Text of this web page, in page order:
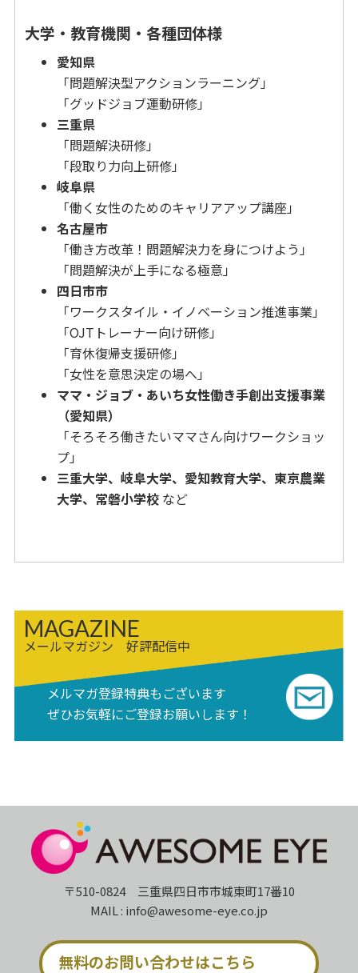
大学・教育機関・各種団体様
愛知県
「問題解決型アクションラーニング」
「グッドジョブ運動研修」
三重県
「問題解決研修」
「段取り力向上研修」
岐阜県
「働く女性のためのキャリアアップ講座」
名古屋市
「働き方改革！問題解決力を身につけよう」
「問題解決が上手になる極意」
四日市市
「ワークスタイル・イノベーション推進事業」
「OJTトレーナー向け研修」
「育休復帰支援研修」
「女性を意思決定の場へ」
ママ・ジョブ・あいち女性働き手創出支援事業
（愛知県）
「そろそろ働きたいママさん向けワークショッ
プ」
三重大学、岐阜大学、愛知教育大学、東京農業
大学、常磐小学校 など
MAGAZINE
メールマガジン 好評配信中
メルマガ登録特典もございます
ぜひお気軽にご登録お願いします！
〒510-0824 三重県四日市市城東町17番10
MAIL : info@awesome-eye.co.jp
無料のお問い合わせはこちら